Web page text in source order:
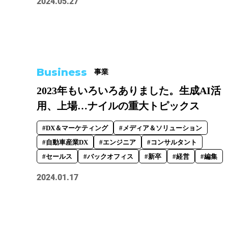
Business 事業
2023年もいろいろありました。生成AI活
用、上場…ナイルの重大トピックス
#DX＆マーケティング
#メディア＆ソリューション
#自動車産業DX
#エンジニア
#コンサルタント
#セールス
#バックオフィス #新卒 #経営 #編集
2024.01.17